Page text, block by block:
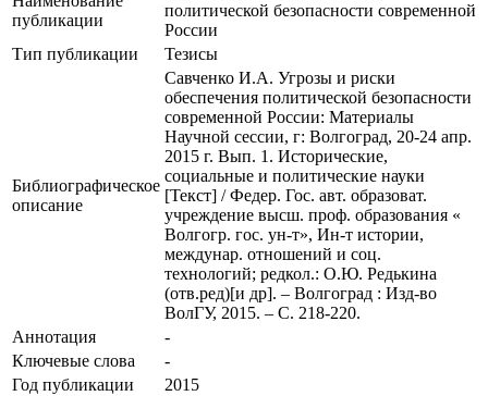
публикации
политической безопасности современной
России
Тип публикации
Тезисы
Библиографическое
описание
Савченко И.А. Угрозы и риски
обеспечения политической безопасности
современной России: Материалы
Научной сессии, г: Волгоград, 20-24 апр.
2015 г. Вып. 1. Исторические,
социальные и политические науки
[Текст] / Федер. Гос. авт. образоват.
учреждение высш. проф. образования «
Волгогр. гос. ун-т», Ин-т истории,
междунар. отношений и соц.
технологий; редкол.: О.Ю. Редькина
(отв.ред)[и др]. – Волгоград : Изд-во
ВолГУ, 2015. – С. 218-220.
Аннотация
-
Ключевые cлова
-
Год публикации
2015